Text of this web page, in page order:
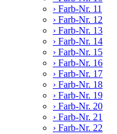
› Farb-Nr. 11
› Farb-Nr. 12
› Farb-Nr. 13
› Farb-Nr. 14
› Farb-Nr. 15
› Farb-Nr. 16
› Farb-Nr. 17
› Farb-Nr. 18
› Farb-Nr. 19
› Farb-Nr. 20
› Farb-Nr. 21
› Farb-Nr. 22